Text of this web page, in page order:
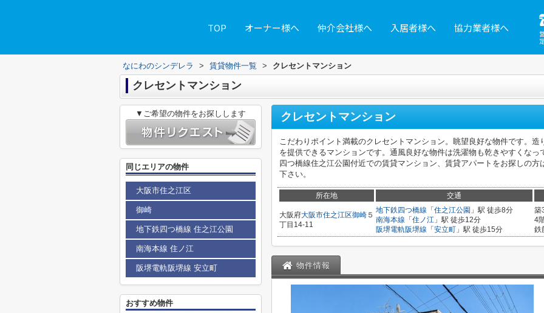
TOP オーナー様へ 仲介会社様へ 入居者様へ 協力業者様へ
なにわのシンデレラ > 賃貸物件一覧 > クレセントマンション
クレセントマンション
クレセントマンション
こだわりポイント満載のクレセントマンション。眺望良好な物件です。
を提供できるマンションです。通風良好な物件は洗濯物も乾きやすくな
四つ橋線住之江公園付近での賃貸マンション、賃貸アパートをお探しの
下さい。
所在地 交通
大阪府大阪市住之江区御崎 ５
丁目14-11
地下鉄四つ橋線 「 住之江公園 」駅 徒歩8分
南海本線 「 住ノ江 」駅 徒歩12分
阪堺電軌阪堺線 「 安立町 」駅 徒歩15分
築
4
鉄
物件情報
▼ご希望の物件をお探しします
同じエリアの物件
大阪市住之江区
御崎
地下鉄四つ橋線 住之江公園
南海本線 住ノ江
阪堺電軌阪堺線 安立町
おすすめ物件